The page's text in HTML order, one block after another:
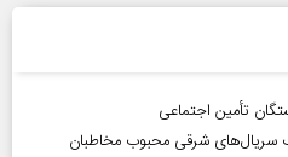
تأمین اجتماعی
سریال‌های شرقی محبوب مخاطبان